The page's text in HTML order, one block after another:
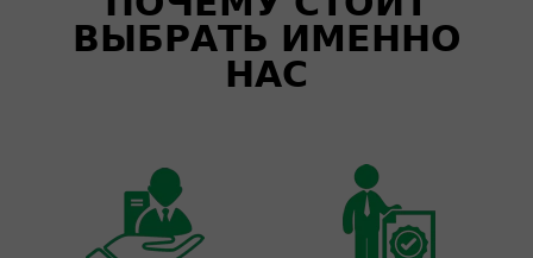
ВЫБРАТЬ ИМЕННО
НАС